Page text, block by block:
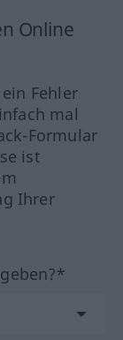
Online
Fehler
mal
Formular
ist
Ihrer